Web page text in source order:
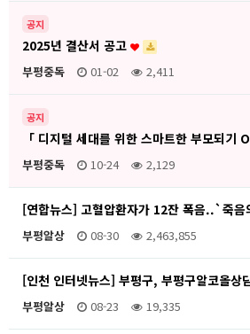
공지
2025년 결산서 공고
부평중독 01-02 2,411
공지
「 디지털 세대를 위한 스마트한 부모되기
부평중독 10-24 2,129
[연합뉴스] 고혈압환자가 12잔 폭음..`죽음
부평알상 08-30 2,463,855
[인천 인터넷뉴스] 부평구, 부평구알코올상
부평알상 08-23 19,335